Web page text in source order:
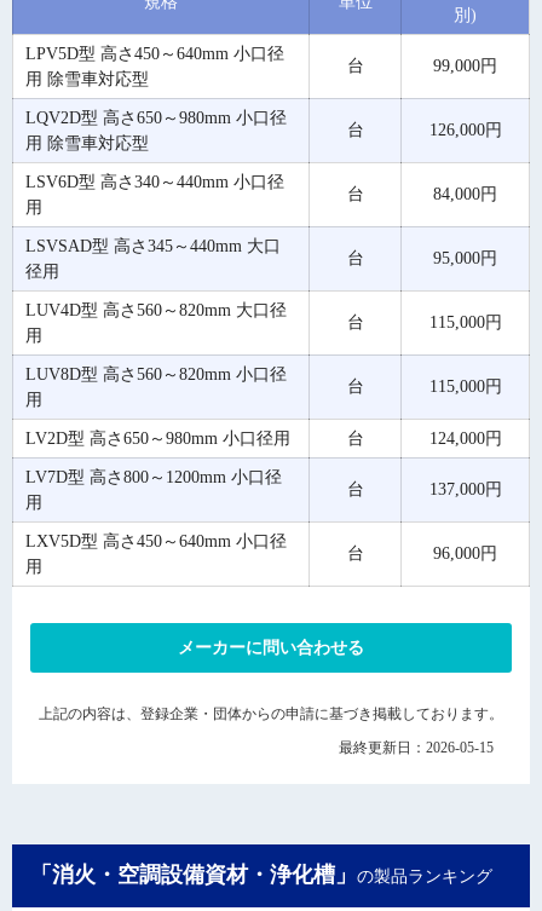
別)
LPV5D型 高さ450～640mm 小口径
用 除雪車対応型
台 99,000円
LQV2D型 高さ650～980mm 小口径
用 除雪車対応型
台 126,000円
LSV6D型 高さ340～440mm 小口径
用
台 84,000円
LSVSAD型 高さ345～440mm 大口
径用
台 95,000円
LUV4D型 高さ560～820mm 大口径
用
台 115,000円
LUV8D型 高さ560～820mm 小口径
用
台 115,000円
LV2D型 高さ650～980mm 小口径用 台
124,000円
LV7D型 高さ800～1200mm 小口径
用
台 137,000円
LXV5D型 高さ450～640mm 小口径
用
台 96,000円
メーカーに問い合わせる
上記の内容は、登録企業・団体からの申請に基づき掲載しております。
最終更新日：2026-05-15
「消火・空調設備資材・浄化槽」 の製品ランキング